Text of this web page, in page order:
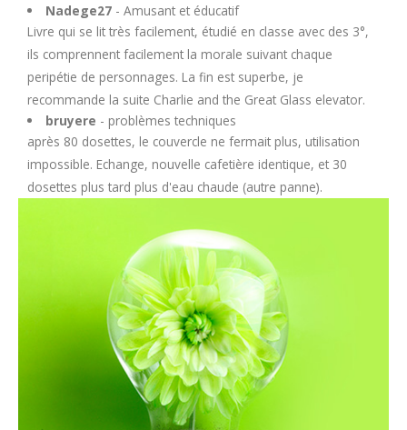
Nadege27- Amusant et éducatif
Livre qui se lit très facilement, étudié en classe avec des 3°,
ils comprennent facilement la morale suivant chaque
peripétie de personnages. La fin est superbe, je
recommande la suite Charlie and the Great Glass elevator.
bruyere - problèmes techniques
après 80 dosettes, le couvercle ne fermait plus, utilisation
impossible. Echange, nouvelle cafetière identique, et 30
dosettes plus tard plus d'eau chaude (autre panne).